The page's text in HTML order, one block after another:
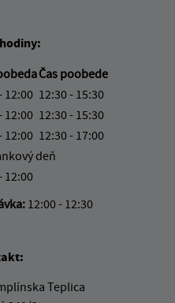
Čas poobede
12:00 12:30 - 15:30
12:00 12:30 - 15:30
12:00 12:30 - 17:00
deň
12:00
12:00 - 12:30
Teplica